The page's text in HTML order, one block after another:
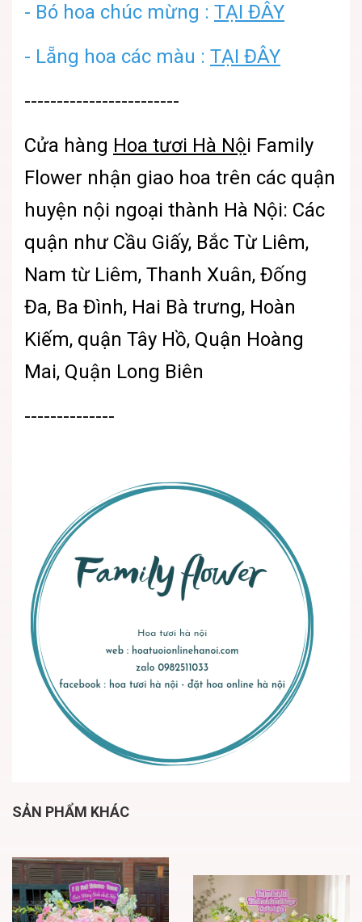
- Bó hoa chúc mừng : TẠI ĐÂY
- Lẵng hoa các màu : TẠI ĐÂY
------------------------
Cửa hàng Hoa tươi Hà Nội Family
Flower nhận giao hoa trên các quận
huyện nội ngoại thành Hà Nội: Các
quận như Cầu Giấy, Bắc Từ Liêm,
Nam từ Liêm, Thanh Xuân, Đống
Đa, Ba Đình, Hai Bà trưng, Hoàn
Kiếm, quận Tây Hồ, Quận Hoàng
Mai, Quận Long Biên
--------------
SẢN PHẨM KHÁC